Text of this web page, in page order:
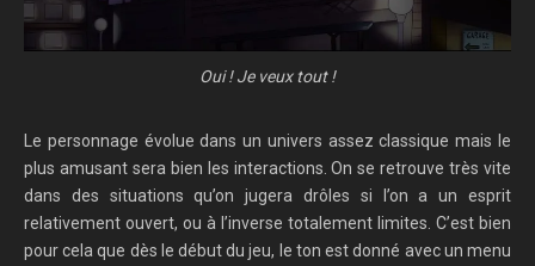
Oui ! Je veux tout !
Le personnage évolue dans un univers assez classique mais le
plus amusant sera bien les interactions. On se retrouve très vite
dans des situations qu’on jugera drôles si l’on a un esprit
relativement ouvert, ou à l’inverse totalement limites. C’est bien
pour cela que dès le début du jeu, le ton est donné avec un menu